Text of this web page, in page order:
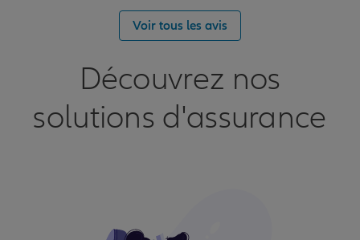
Voir tous les avis
Découvrez nos
solutions d'assurance